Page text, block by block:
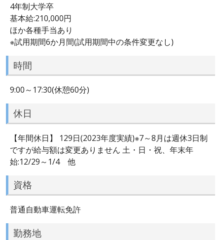
4年制大学卒
基本給:210,000円
ほか各種手当あり
※試用期間6か月間(試用期間中の条件変更なし)
時間
9:00～17:30(休憩60分)
休日
【年間休日】 129日(2023年度実績)※7～8月は週休3日制
ですが給与額は変更ありません 土・日・祝、年末年
始:12/29～1/4 他
資格
普通自動車運転免許
勤務地